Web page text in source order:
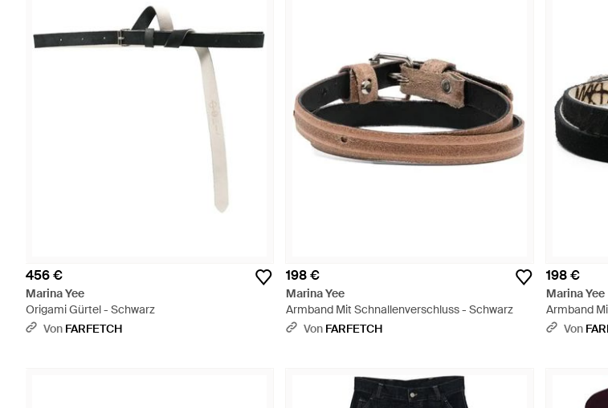
456 €
Marina Yee
Origami Gürtel - Schwarz
Von FARFETCH
198 €
Marina Yee
Armband Mit Schnallenverschluss - Schwarz
Von FARFETCH
198 €
Marina Yee
Armband
Von